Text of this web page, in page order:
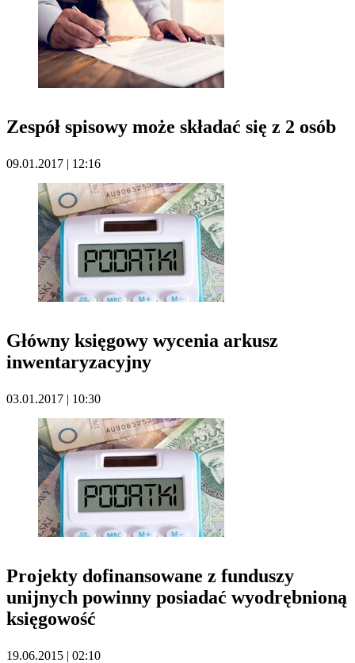
Zespół spisowy może składać się z 2 osób
09.01.2017 | 12:16
Główny księgowy wycenia arkusz
inwentaryzacyjny
03.01.2017 | 10:30
Projekty dofinansowane z funduszy
unijnych powinny posiadać wyodrębnioną
księgowość
19.06.2015 | 02:10